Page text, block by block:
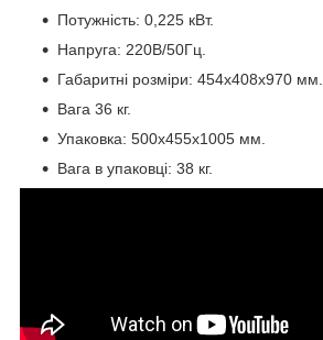
Потужність: 0,225 кВт.
Напруга: 220В/50Гц.
Габаритні розміри: 454x408x970 мм.
Вага 36 кг.
Упаковка: 500х455х1005 мм.
Вага в упаковці: 38 кг.